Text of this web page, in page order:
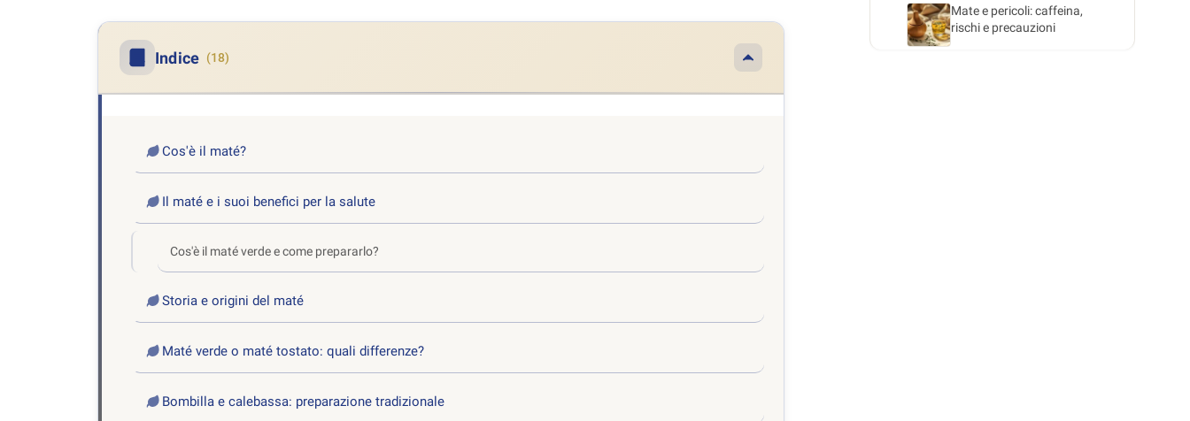
Indice (18)
Cos'è il maté?
Il maté e i suoi benefici per la salute
Cos'è il maté verde e come prepararlo?
Storia e origini del maté
Maté verde o maté tostato: quali differenze?
Bombilla e calebassa: preparazione tradizionale
Mate e pericoli: caffeina,
rischi e precauzioni